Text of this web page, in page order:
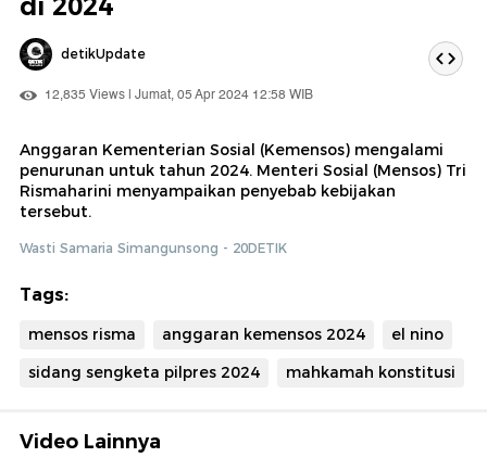
di 2024
detikUpdate
12,835 Views | Jumat, 05 Apr 2024 12:58 WIB
Anggaran Kementerian Sosial (Kemensos) mengalami
penurunan untuk tahun 2024. Menteri Sosial (Mensos) Tri
Rismaharini menyampaikan penyebab kebijakan
tersebut.
Wasti Samaria Simangunsong - 20DETIK
Tags:
mensos risma anggaran kemensos 2024
el nino
sidang sengketa pilpres 2024
mahkamah konstitusi
Video Lainnya